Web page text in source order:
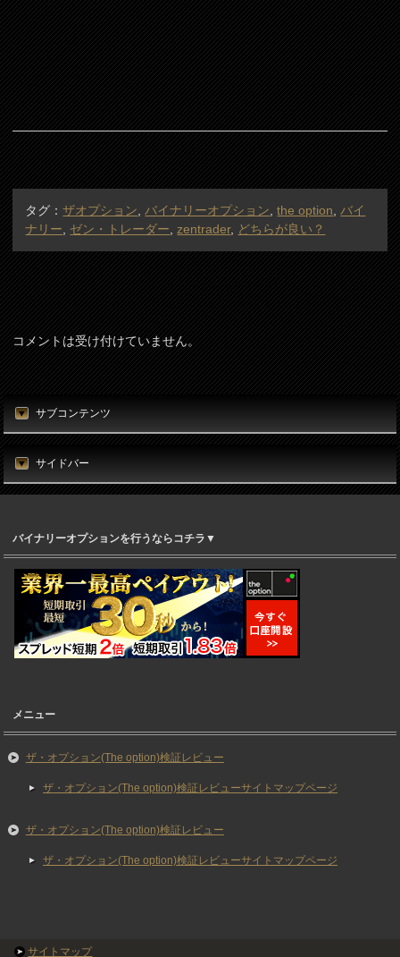
タグ：ザオプション,バイナリーオプション,the option,バイ
ナリー,ゼン・トレーダー,zentrader,どちらが良い？
コメントは受け付けていません。
サブコンテンツ
サイドバー
バイナリーオプションを行うならコチラ▼
ザ・オプション(The option)検証レビュー
ザ・オプション(The option)検証レビューサイトマップページ
ザ・オプション(The option)検証レビュー
サイトマップ
Copyright (C) 2026 ザ・オプション検証レビュー.com